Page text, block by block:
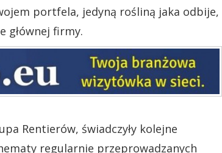
portfela, jedyną rośliną jaka odbije,
głównej firmy.
Rentierów, świadczyły kolejne
regularnie przeprowadzanych